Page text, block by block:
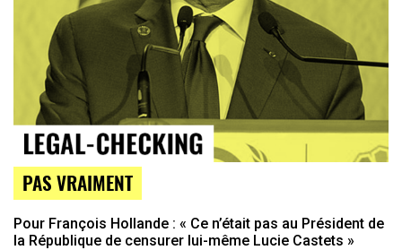
PAS VRAIMENT
Pour François Hollande : « Ce n’était pas au Président de
la République de censurer lui-même Lucie Castets »